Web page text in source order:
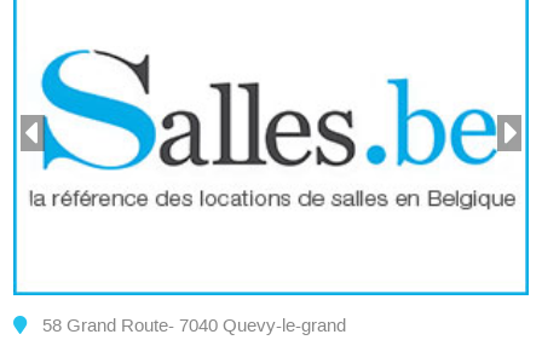
58 Grand Route- 7040 Quevy-le-grand